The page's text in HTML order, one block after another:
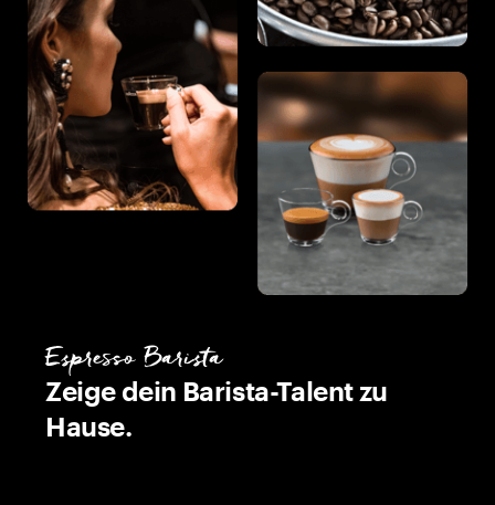
Espresso Barista
Zeige dein Barista-Talent zu
Hause.